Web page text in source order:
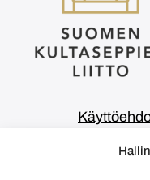
Tämän